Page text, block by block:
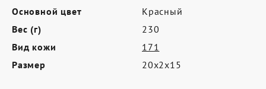
Сертификат Dr.Koffer
Где купить
Основной цвет
Красный
Вес (г)
230
Вид кожи
171
Размер
20х2х15